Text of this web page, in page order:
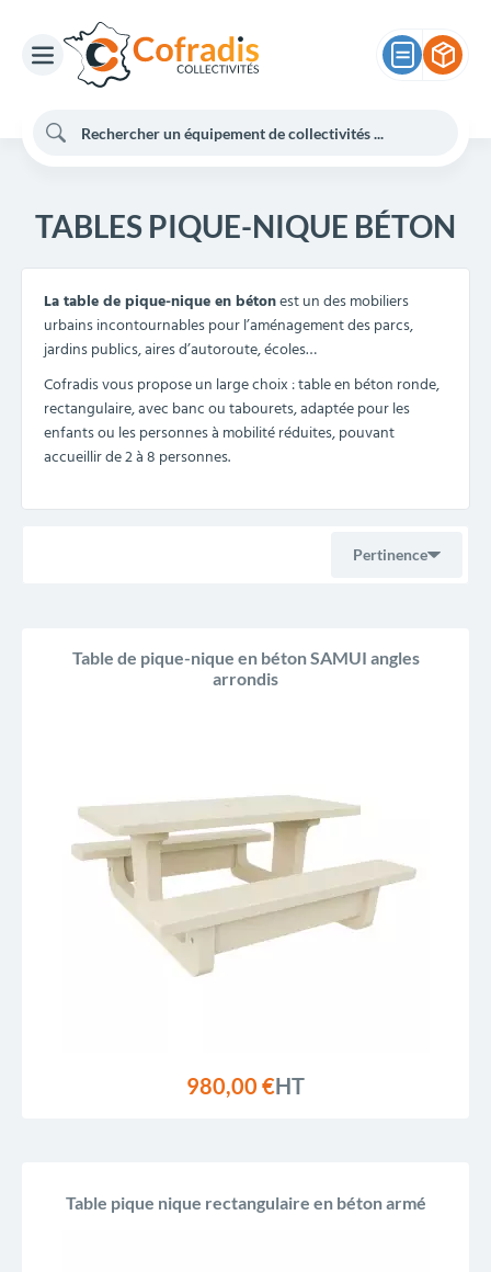
TABLES PIQUE-NIQUE BÉTON
La table de pique-nique en bétonest un des mobiliers
urbains incontournables pour l’aménagement des parcs,
jardins publics, aires d’autoroute, écoles…
Cofradis vous propose un large choix : table en béton ronde,
rectangulaire, avec banc ou tabourets, adaptée pour les
enfants ou les personnes à mobilité réduites, pouvant
accueillir de 2 à 8 personnes.
Pertinence
Pertinence
Prix, décroissant
Reference, A to Z
Reference, Z to A
Table de pique-nique en béton SAMUI angles
arrondis
980,00 €HT
Table pique nique rectangulaire en béton armé